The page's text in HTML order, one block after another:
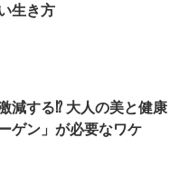
生き方
減する⁉ 大人の美と健康
ゲン」が必要なワケ